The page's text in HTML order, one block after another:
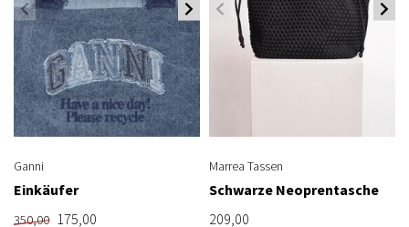
Ganni
Einkäufer
350,00 175,00
Marrea Tassen
Schwarze Neoprentasche
209,00